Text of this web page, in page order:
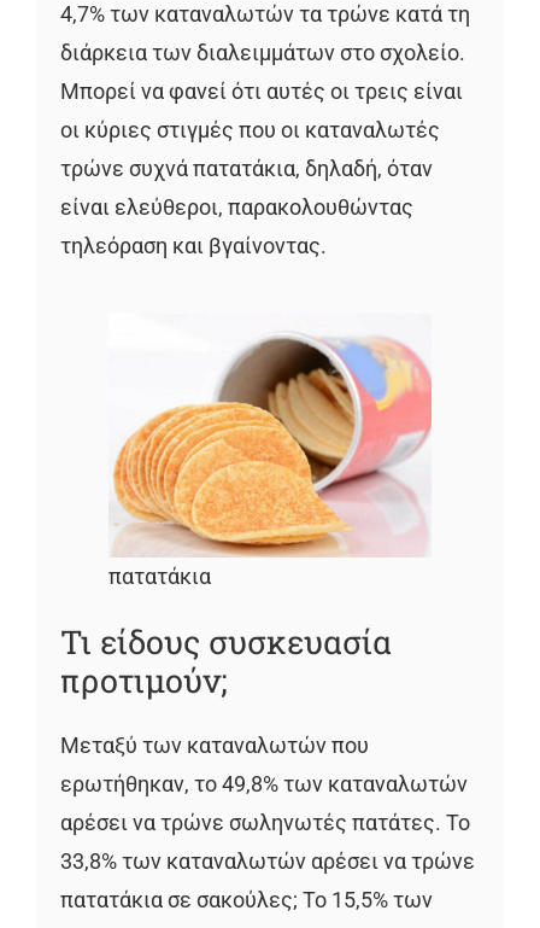
4,7% των καταναλωτών τα τρώνε κατά τη
διάρκεια των διαλειμμάτων στο σχολείο.
Μπορεί να φανεί ότι αυτές οι τρεις είναι
οι κύριες στιγμές που οι καταναλωτές
τρώνε συχνά πατατάκια, δηλαδή, όταν
είναι ελεύθεροι, παρακολουθώντας
τηλεόραση και βγαίνοντας.
πατατάκια
Τι είδους συσκευασία
προτιμούν;
Μεταξύ των καταναλωτών που
ερωτήθηκαν, το 49,8% των καταναλωτών
αρέσει να τρώνε σωληνωτές πατάτες. Το
33,8% των καταναλωτών αρέσει να τρώνε
πατατάκια σε σακούλες; Το 15,5% των